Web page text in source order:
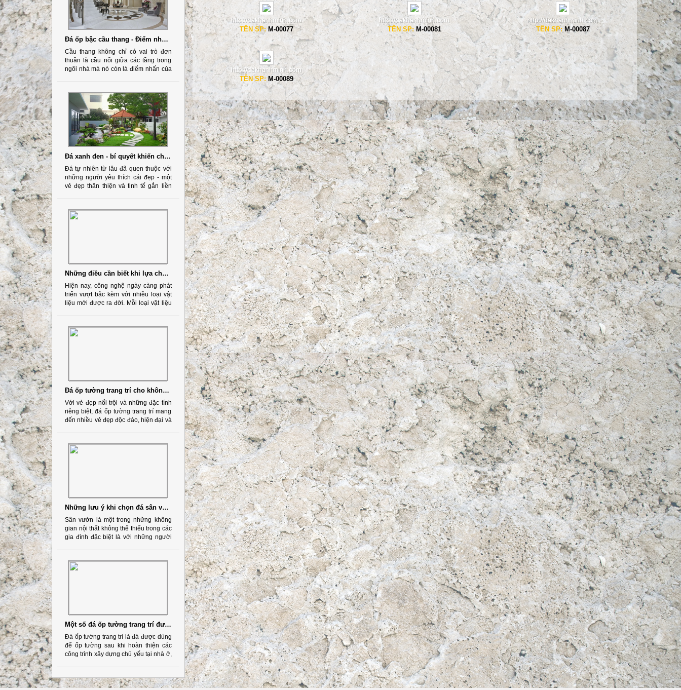
Đá ốp bậc cầu thang - Điểm nhấn cho một không gian đẹp
Cầu thang không chỉ có vai trò đơn
thuần là cầu nối giữa các tầng trong
ngôi nhà mà nó còn là điểm nhấn của
Đá xanh đen - bí quyết khiến cho không gian sân vườn của bạn thêm tinh tế và hấp dẫn
Đá tự nhiên từ lâu đã quen thuộc với
những người yêu thích cái đẹp - một
vẻ đẹp thân thiện và tinh tế gắn liền
Những điều cần biết khi lựa chọn đá ốp lát
Hiện nay, công nghệ ngày càng phát
triển vượt bậc kèm với nhiều loại vật
liệu mới được ra đời. Mỗi loại vật liệu
Đá ốp tường trang trí cho không gian nhà thêm hiện đại
Với vẻ đẹp nổi trội và những đặc tính
riêng biệt, đá ốp tường trang trí mang
đến nhiều vẻ đẹp độc đáo, hiện đại và
thể thiếu trong mọi công trình hiện đại.
Những lưu ý khi chọn đá sân vườn phù hợp với không gian sống
Sân vườn là một trong những không
gian nội thất không thể thiếu trong các
gia đình đặc biệt là với những người
Một số đá ốp tường trang trí được sử dụng phổ biến nhất hiện nay
Đá ốp tường trang trí là đá được dùng
để ốp tường sau khi hoàn thiện các
công trình xây dựng chủ yếu tại nhà ở,
cho không gian.
TÊN SP: M-00077 TÊN SP: M-00081 TÊN SP:M-00087
TÊN SP:M-00089